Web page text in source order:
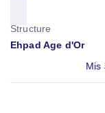
Structure
Ehpad Age d'Or
Mis